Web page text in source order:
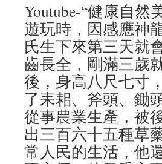
Youtube-“健康自然
遊玩時，因感應神
氏生下來第三天就
齒長全，剛滿三歲
後，身高八尺七寸
了耒耜、斧頭、鋤
從事農業生產，被
出三百六十五種草
常人民的生活，他